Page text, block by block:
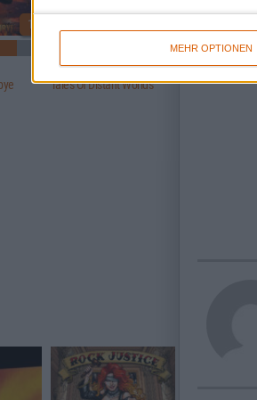
MEHR OPTIONEN
1
Crusade Of Bards
Tales Of Distant Worlds